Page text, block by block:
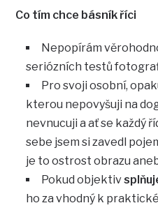
Co tím chce básník říci
Nepopírám
seriózních testů
Pro svoji osobní,
kterou nepovyšuji na
nevnucuji a ať se každý
sebe jsem si zavedl
je to ostrost obrazu
Pokud objektiv
ho za vhodný k